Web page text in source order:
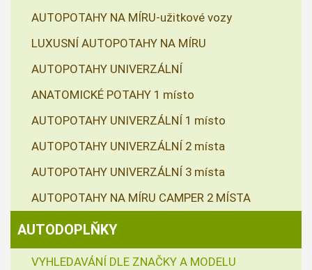
AUTOPOTAHY NA MÍRU-užitkové vozy
LUXUSNÍ AUTOPOTAHY NA MÍRU
AUTOPOTAHY UNIVERZÁLNÍ
ANATOMICKÉ POTAHY 1 místo
AUTOPOTAHY UNIVERZÁLNÍ 1 místo
AUTOPOTAHY UNIVERZÁLNÍ 2 místa
AUTOPOTAHY UNIVERZÁLNÍ 3 místa
AUTOPOTAHY NA MÍRU CAMPER 2 MÍSTA
AUTODOPLŇKY
VYHLEDAVÁNÍ DLE ZNAČKY A MODELU